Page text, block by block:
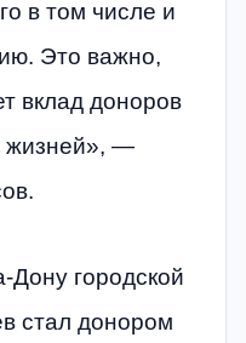
в том числе и
Это важно,
вклад доноров
жизней», —
Дону городской
стал донором